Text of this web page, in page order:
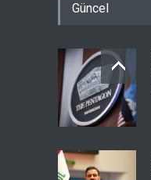
Güncel